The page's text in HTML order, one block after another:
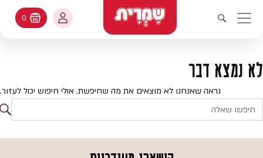
ניווט ראשי
פתיחת חיפוש
עולמות האפיה
מתכונים
קטלוג המוצרים
החשבון שלי
החשבון שלי
היסטורית הזמנות
עדכן סיסמה
עגלת קניות
0
לא נמצא דבר
נראה שאנחנו לא מוצאים את מה שחיפשת. אולי חיפוש יכול לעזור.